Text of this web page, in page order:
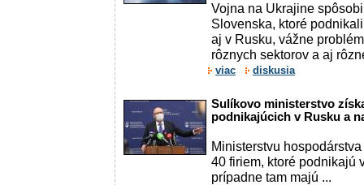
Vojna na Ukrajine
Slovenska, ktoré
aj v Rusku, vážne
rôznych sektorov a aj
viac diskusia
Sulíkovo ministerstvo
podnikajúcich v Rusku a
Ministerstvu
40 firiem, ktoré podnikajú
prípadne tam majú ...